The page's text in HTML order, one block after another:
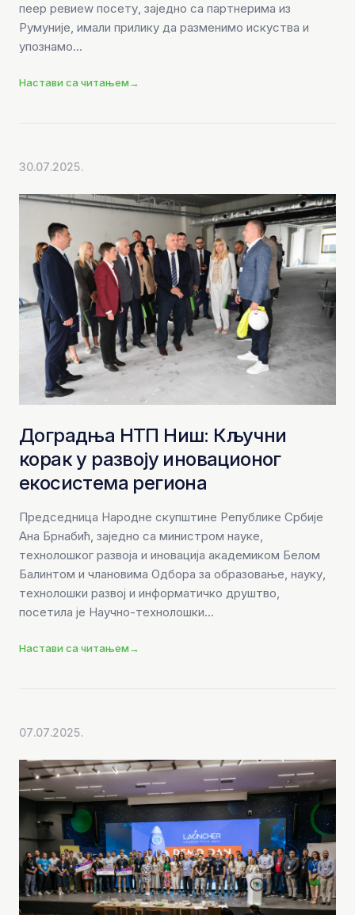
пеер ревиеw посету, заједно са партнерима из
Румуније, имали прилику да разменимо искуства и
упознамо...
Настави са читањем→
30.07.2025.
Доградња НТП Ниш: Кључни
корак у развоју иновационог
екосистема региона
Председница Народне скупштине Републике Србије
Ана Брнабић, заједно са министром науке,
технолошког развоја и иновација академиком Белом
Балинтом и члановима Одбора за образовање, науку,
технолошки развој и информатичко друштво,
посетила је Научно-технолошки...
Настави са читањем→
07.07.2025.